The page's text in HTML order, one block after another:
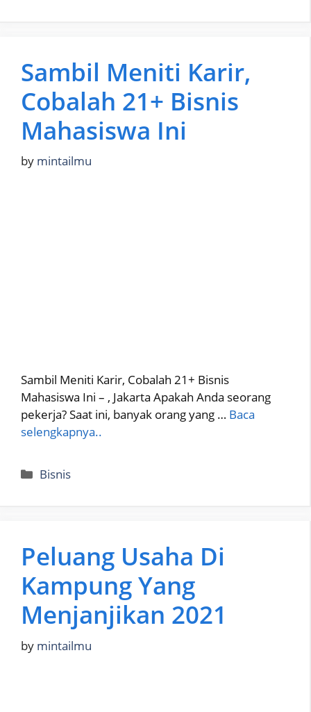
Sambil Meniti Karir,
Cobalah 21+ Bisnis
Mahasiswa Ini
by mintailmu
Sambil Meniti Karir, Cobalah 21+ Bisnis
Mahasiswa Ini – , Jakarta Apakah Anda seorang
pekerja? Saat ini, banyak orang yang … Baca
selengkapnya..
Categories
Bisnis
Peluang Usaha Di
Kampung Yang
Menjanjikan 2021
by mintailmu